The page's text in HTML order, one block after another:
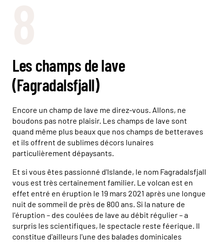
Les champs de lave
(Fagradalsfjall)
Encore un champ de lave me direz-vous. Allons, ne
boudons pas notre plaisir. Les champs de lave sont
quand même plus beaux que nos champs de betteraves
et ils offrent de sublimes décors lunaires
particulièrement dépaysants.
Et si vous êtes passionné d'Islande, le nom Fagradalsfjall
vous est très certainement familier. Le volcan est en
effet entré en éruption le 19 mars 2021 après une longue
nuit de sommeil de près de 800 ans. Si la nature de
l'éruption – des coulées de lave au débit régulier – a
surpris les scientifiques, le spectacle reste féerique. Il
constitue d'ailleurs l'une des balades dominicales